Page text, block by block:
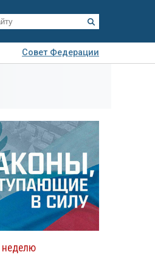
Совет Федерации
неделю